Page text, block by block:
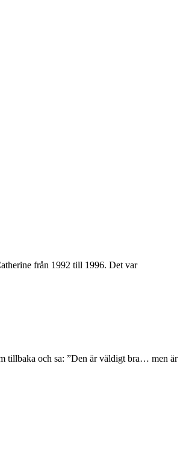
från 1992 till 1996. Det var
tillbaka och sa: ”Den är väldigt bra… men är